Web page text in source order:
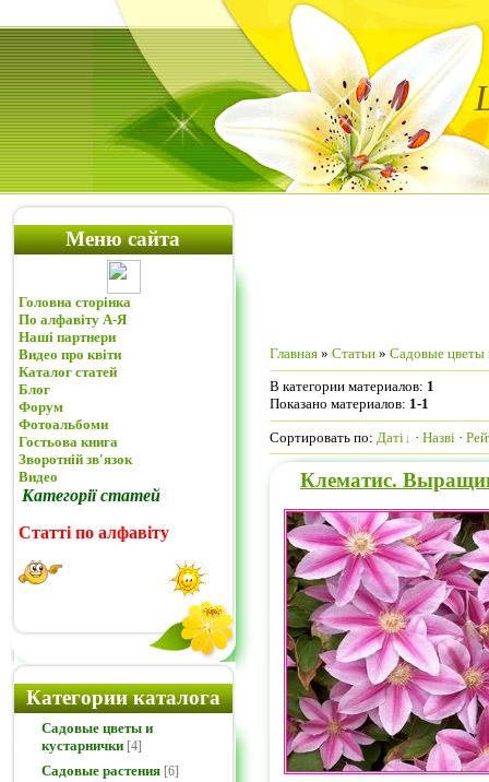
Меню сайта
Головна сторінка
По алфавіту А-Я
Наші партнери
Видео про квіти
Каталог статей
Блог
Форум
Фотоальбоми
Гостьова книга
Зворотній зв'язок
Видео
Категорії статей
Статті по алфавіту
Категории каталога
Садовые цветы и
кустарнички [4]
Садовые растения [6]
Главная » Статьи » Садовые цветы
В категории материалов: 1
Показано материалов: 1-1
Сортировать по: Даті · Назві ·
Клематис.